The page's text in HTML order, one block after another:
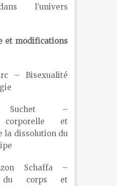
l’univers
et modifications
– Bisexualité
Suchet –
corporelle et
la dissolution du
Schaffa –
du corps et